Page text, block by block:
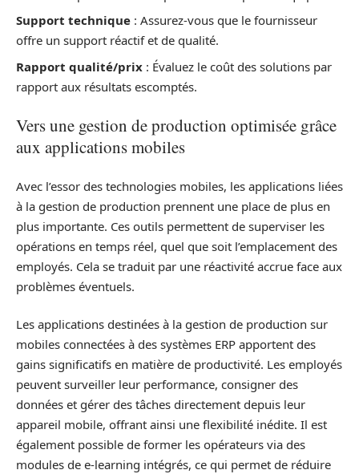
Support technique : Assurez-vous que le fournisseur
offre un support réactif et de qualité.
Rapport qualité/prix : Évaluez le coût des solutions par
rapport aux résultats escomptés.
Vers une gestion de production optimisée grâce
aux applications mobiles
Avec l’essor des technologies mobiles, les applications liées
à la gestion de production prennent une place de plus en
plus importante. Ces outils permettent de superviser les
opérations en temps réel, quel que soit l’emplacement des
employés. Cela se traduit par une réactivité accrue face aux
problèmes éventuels.
Les applications destinées à la gestion de production sur
mobiles connectées à des systèmes ERP apportent des
gains significatifs en matière de productivité. Les employés
peuvent surveiller leur performance, consigner des
données et gérer des tâches directement depuis leur
appareil mobile, offrant ainsi une flexibilité inédite. Il est
également possible de former les opérateurs via des
modules de e-learning intégrés, ce qui permet de réduire